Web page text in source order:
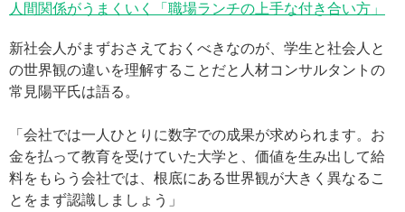
人間関係がうまくいく「職場ランチの上手な付き合い方」
新社会人がまずおさえておくべきなのが、学生と社会人と
の世界観の違いを理解することだと人材コンサルタントの
常見陽平氏は語る。
「会社では一人ひとりに数字での成果が求められます。お
金を払って教育を受けていた大学と、価値を生み出して給
料をもらう会社では、根底にある世界観が大きく異なるこ
とをまず認識しましょう」